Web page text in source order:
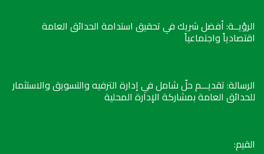
الرؤيــة: أفضل شريك في تحقيق استدامة الحدائق العامة
اقتصادياً واجتماعياً
الرسالة: تقديـــم حلّ شامل في إدارة الترفيه والتسويق والاستثمار
للحدائق العامة بمشاركة الإدارة المحلية
القيم: